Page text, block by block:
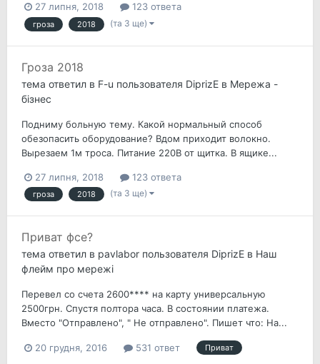
27 липня, 2018 123 ответа
гроза 2018 (та 3 ще)
Гроза 2018
тема ответил в F-u пользователя DiprizE в Мережа -
бізнес
Подниму больную тему. Какой нормальный способ
обезопасить оборудование? Вдом приходит волокно.
Вырезаем 1м троса. Питание 220В от щитка. В ящике...
27 липня, 2018 123 ответа
гроза 2018 (та 3 ще)
Приват фсе?
тема ответил в pavlabor пользователя DiprizE в Наш
флейм про мережі
Перевел со счета 2600**** на карту универсальную
2500грн. Спустя полтора часа. В состоянии платежа.
Вместо "Отправлено", " Не отправлено". Пишет что: На...
20 грудня, 2016 531 ответ Приват